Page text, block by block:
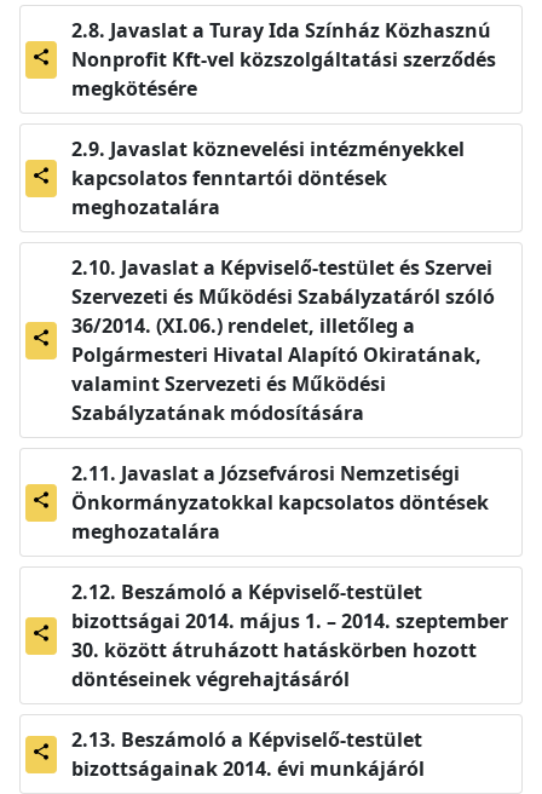
share
Javaslat a Turay Ida Színház Közhasznú
Nonprofit Kft-vel közszolgáltatási szerződés
megkötésére
share
Javaslat köznevelési intézményekkel
kapcsolatos fenntartói döntések
meghozatalára
share
Javaslat a Képviselő-testület és Szervei
Szervezeti és Működési Szabályzatáról szóló
36/2014. (XI.06.) rendelet, illetőleg a
Polgármesteri Hivatal Alapító Okiratának,
valamint Szervezeti és Működési
Szabályzatának módosítására
share
Javaslat a Józsefvárosi Nemzetiségi
Önkormányzatokkal kapcsolatos döntések
meghozatalára
share
Beszámoló a Képviselő-testület
bizottságai 2014. május 1. – 2014. szeptember
30. között átruházott hatáskörben hozott
döntéseinek végrehajtásáról
share
Beszámoló a Képviselő-testület
bizottságainak 2014. évi munkájáról